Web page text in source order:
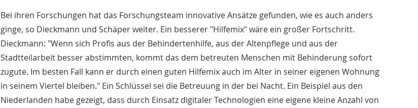
Bei ihren Forschungen hat das Forschungsteam innovative Ansätze gefunden, wie es auch anders
ginge, so Dieckmann und Schäper weiter. Ein besserer "Hilfemix" wäre ein großer Fortschritt.
Dieckmann: "Wenn sich Profis aus der Behindertenhilfe, aus der Altenpflege und aus der
Stadtteilarbeit besser abstimmten, kommt das dem betreuten Menschen mit Behinderung sofort
zugute. Im besten Fall kann er durch einen guten Hilfemix auch im Alter in seiner eigenen Wohnung
in seinem Viertel bleiben." Ein Schlüssel sei die Betreuung in der bei Nacht. Ein Beispiel aus den
Niederlanden habe gezeigt, dass durch Einsatz digitaler Technologien eine eigene kleine Anzahl von